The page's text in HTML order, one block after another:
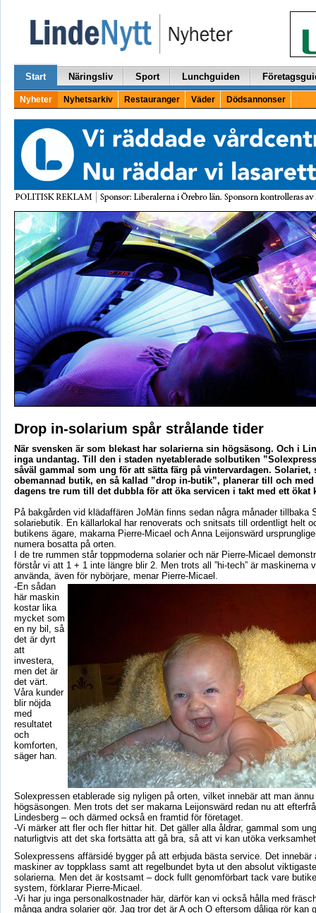
Start Näringsliv Sport Lunchguiden
Nyheter Nyhetsarkiv Restauranger Väder Dödsannonser
Drop in-solarium spår strålande tider
När svensken är som blekast har solarierna sin högsäsong. Och i
inga undantag. Till den i staden nyetablerade solbutiken
såväl gammal som ung för att sätta färg på vintervardagen. Solariet,
obemannad butik, en så kallad ”drop in-butik”, planerar till och med
dagens tre rum till det dubbla för att öka servicen i takt med ett ökat
På bakgården vid klädaffären JoMän finns sedan några månader tillbaka
solariebutik. En källarlokal har renoverats och snitsats till ordentligt helt
butikens ägare, makarna Pierre-Micael och Anna Leijonswärd
numera bosatta på orten.
I de tre rummen står toppmoderna solarier och när Pierre-Micael
förstår vi att 1 + 1 inte längre blir 2. Men trots all ”hi-tech” är maskinerna
använda, även för nybörjare, menar Pierre-Micael.
-En sådan
här maskin
kostar lika
mycket som
en ny bil, så
det är dyrt
att
investera,
men det är
det värt.
Våra kunder
blir nöjda
med
resultatet
och
komforten,
säger han.
Solexpressen etablerade sig nyligen på orten, vilket innebär att man
högsäsongen. Men trots det ser makarna Leijonswärd redan nu att
Lindesberg – och därmed också en framtid för företaget.
-Vi märker att fler och fler hittar hit. Det gäller alla åldrar, gammal som
naturligtvis att det ska fortsätta att gå bra, så att vi kan utöka
Solexpressens affärsidé bygger på att erbjuda bästa service. Det innebär
maskiner av toppklass samt att regelbundet byta ut den absolut
solarierna. Men det är kostsamt – dock fullt genomförbart tack vare
system, förklarar Pierre-Micael.
-Vi har ju inga personalkostnader här, därför kan vi också hålla med
många andra solarier gör. Jag tror det är A och O eftersom dåliga rör kan